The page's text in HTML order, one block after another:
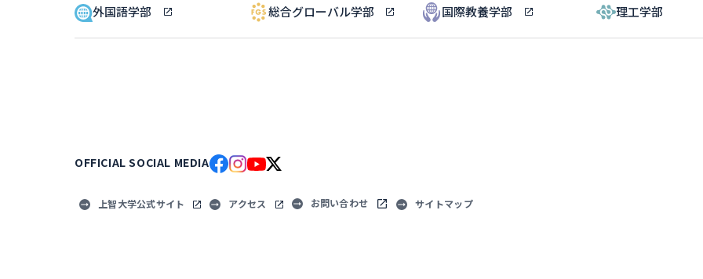
外国語学部 総合グローバル学部 国際教養学部 理工学部
OFFICIAL SOCIAL MEDIA
上智大学公式サイト アクセス お問い合わせ サイトマップ